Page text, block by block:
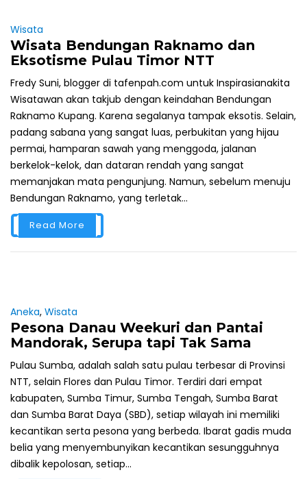
Wisata
Wisata Bendungan Raknamo dan
Eksotisme Pulau Timor NTT
Fredy Suni, blogger di tafenpah.com untuk Inspirasianakita
Wisatawan akan takjub dengan keindahan Bendungan
Raknamo Kupang. Karena segalanya tampak eksotis. Selain,
padang sabana yang sangat luas, perbukitan yang hijau
permai, hamparan sawah yang menggoda, jalanan
berkelok-kelok, dan dataran rendah yang sangat
memanjakan mata pengunjung. Namun, sebelum menuju
Bendungan Raknamo, yang terletak...
Read More
Aneka, Wisata
Pesona Danau Weekuri dan Pantai
Mandorak, Serupa tapi Tak Sama
Pulau Sumba, adalah salah satu pulau terbesar di Provinsi
NTT, selain Flores dan Pulau Timor. Terdiri dari empat
kabupaten, Sumba Timur, Sumba Tengah, Sumba Barat
dan Sumba Barat Daya (SBD), setiap wilayah ini memiliki
kecantikan serta pesona yang berbeda. Ibarat gadis muda
belia yang menyembunyikan kecantikan sesungguhnya
dibalik kepolosan, setiap...